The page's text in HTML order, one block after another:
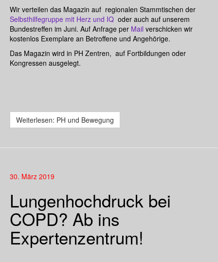
Wir verteilen das Magazin auf regionalen Stammtischen der
Selbsthilfegruppe mit Herz und IQ oder auch auf unserem
Bundestreffen im Juni. Auf Anfrage per Mail verschicken wir
kostenlos Exemplare an Betroffene und Angehörige.
Das Magazin wird in PH Zentren, auf Fortbildungen oder
Kongressen ausgelegt.
Weiterlesen: PH und Bewegung
30. März 2019
Lungenhochdruck bei
COPD? Ab ins
Expertenzentrum!